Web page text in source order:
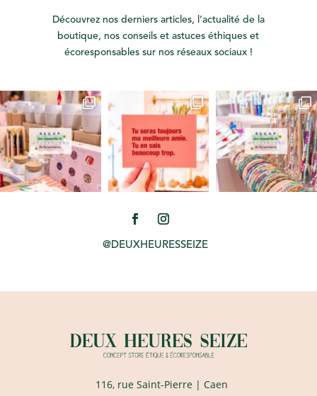
Découvrez nos derniers articles, l’actualité de la
boutique, nos conseils et astuces éthiques et
écoresponsables sur nos réseaux sociaux !
@DEUXHEURESSEIZE
116, rue Saint-Pierre | Caen